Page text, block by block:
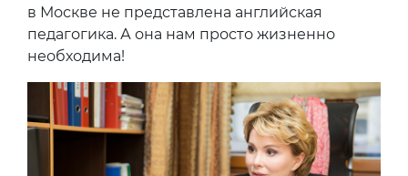
в Москве не представлена английская
педагогика. А она нам просто жизненно
необходима!